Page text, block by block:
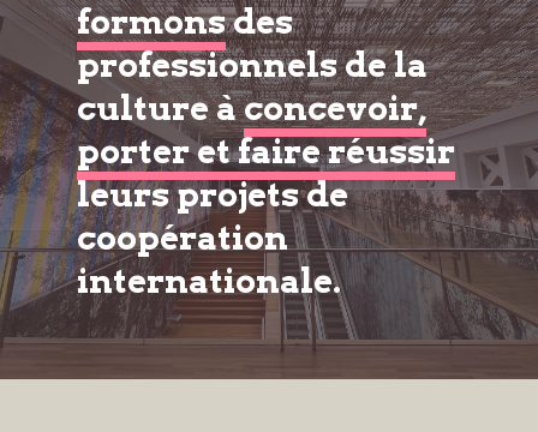
formonsdes
professionnels de la
culture àconcevoir,
porter et faire réussir
leurs projets de
coopération
internationale.